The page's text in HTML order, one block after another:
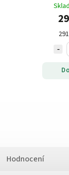
Hodnocení